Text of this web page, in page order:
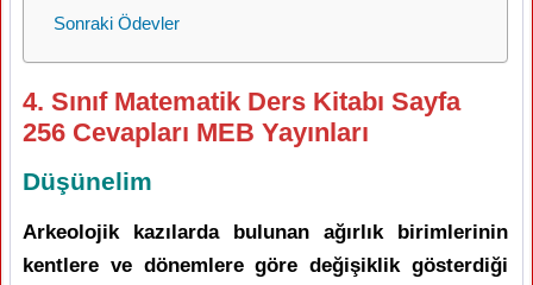
Sonraki Ödevler
4. Sınıf Matematik Ders Kitabı Sayfa
256 Cevapları MEB Yayınları
Düşünelim
Arkeolojik kazılarda bulunan ağırlık birimlerinin
kentlere ve dönemlere göre değişiklik gösterdiği